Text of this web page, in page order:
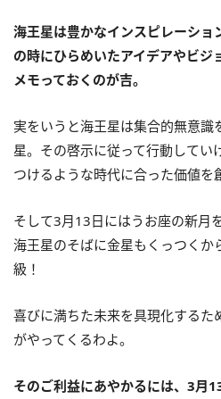
海王星は豊かなインスピレーショ
の時にひらめいたアイデアやビジ
メモっておくのが吉。
実をいうと海王星は集合的無意識
星。その啓示に従って行動してい
つけるような時代に合った価値
そして3月13日にはうお座の新
海王星のそばに金星もくっつくか
級！
喜びに満ちた未来を具現化するた
がやってくるわよ。
そのご利益にあやかるには、 3月